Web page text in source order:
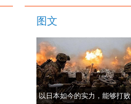
图文
以日本如今的实力，能够打败